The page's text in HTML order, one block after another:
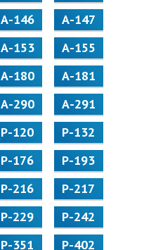
А-146
А-147
А-153
А-155
А-180
А-181
А-290
А-291
Р-120
Р-132
Р-176
Р-193
Р-216
Р-217
Р-229
Р-242
Р-351
Р-402